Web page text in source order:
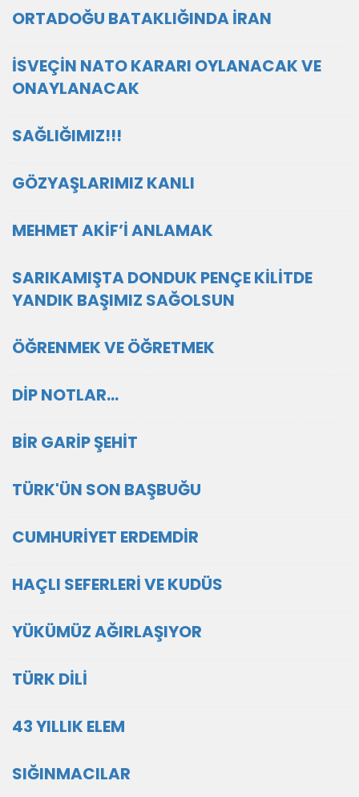
ORTADOĞU BATAKLIĞINDA İRAN
İSVEÇİN NATO KARARI OYLANACAK VE
ONAYLANACAK
SAĞLIĞIMIZ!!!
GÖZYAŞLARIMIZ KANLI
MEHMET AKİF’İ ANLAMAK
SARIKAMIŞTA DONDUK PENÇE KİLİTDE
YANDIK BAŞIMIZ SAĞOLSUN
ÖĞRENMEK VE ÖĞRETMEK
DİP NOTLAR…
BİR GARİP ŞEHİT
TÜRK'ÜN SON BAŞBUĞU
CUMHURİYET ERDEMDİR
HAÇLI SEFERLERİ VE KUDÜS
YÜKÜMÜZ AĞIRLAŞIYOR
TÜRK DİLİ
43 YILLIK ELEM
SIĞINMACILAR